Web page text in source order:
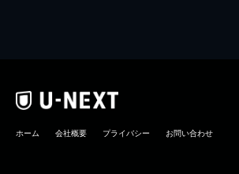
ホーム 会社概要 プライバシー お問い合わせ